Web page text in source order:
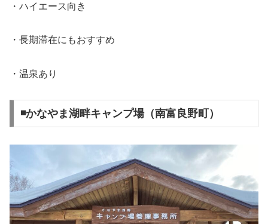
・ハイエース向き
・長期滞在にもおすすめ
・温泉あり
◾️かなやま湖畔キャンプ場（南富良野町）